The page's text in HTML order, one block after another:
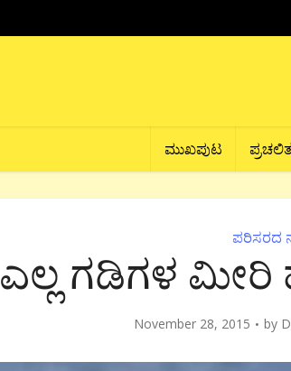
ಮುಖಪುಟ ಪ್ರಚಲಿತ
ಪರಿಸರದ
ಎಲ್ಲ ಗಡಿಗಳ ಮೀರಿ
November 28, 2015 by